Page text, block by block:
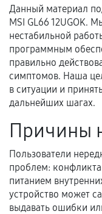
техническим
Документы
гарантии
Акт
услуг и
Документы
и кассовый
Данный материал
MSI GL66 12UGOK.
нестабильной
программным
правильно
симптомов. Наша
в ситуации и
дальнейших шагах.
Причины
Пользователи
проблем:
питанием
устройство может
выдавать ошибки